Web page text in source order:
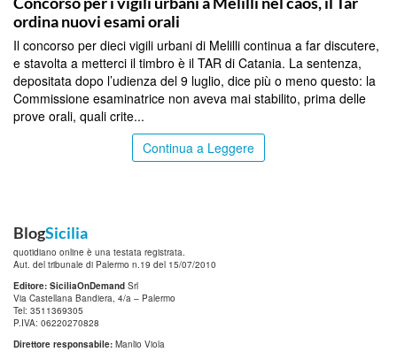
ordina nuovi esami orali
Il concorso per dieci vigili urbani di Melilli continua a far discutere,
e stavolta a metterci il timbro è il TAR di Catania. La sentenza,
depositata dopo l’udienza del 9 luglio, dice più o meno questo: la
Commissione esaminatrice non aveva mai stabilito, prima delle
prove orali, quali crite...
Continua a Leggere
BlogSicilia
quotidiano online è una testata registrata.
Aut. del tribunale di Palermo n.19 del 15/07/2010
Editore: SiciliaOnDemand Srl
Via Castellana Bandiera, 4/a – Palermo
Tel: 3511369305
P.IVA: 06220270828
Direttore responsabile: Manlio Viola